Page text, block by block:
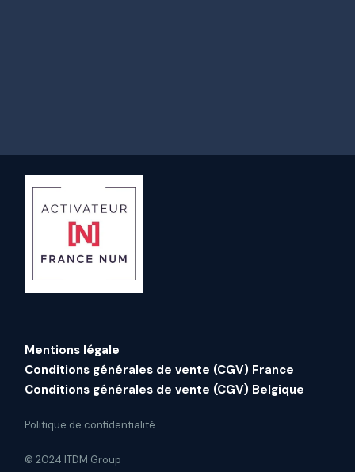
Mentions légale
Conditions générales de vente (CGV) France
Conditions générales de vente (CGV) Belgique
Politique de confidentialité
© 2024 ITDM Group